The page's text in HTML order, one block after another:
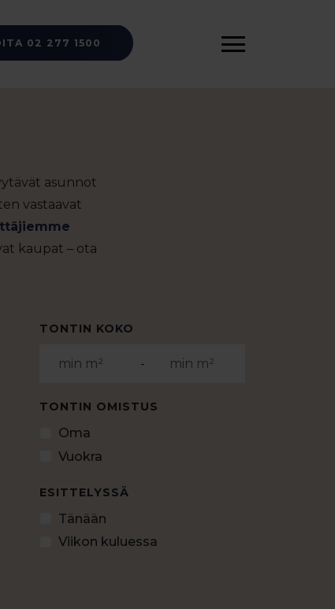
02 277 1500
asunnot
vastaavat
kaupat – ota
TONTIN KOKO
-
TONTIN OMISTUS
Oma
Vuokra
ESITTELYSSÄ
Tänään
Viikon kuluessa